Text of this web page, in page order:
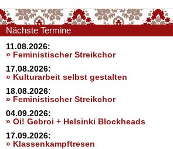
Nächste Termine
11.08.2026:
» Feministischer Streikchor
17.08.2026:
» Kulturarbeit selbst gestalten
18.08.2026:
» Feministischer Streikchor
04.09.2026:
» Oi! Gebroi + Helsinki Blockheads
17.09.2026:
» Klassenkampftresen